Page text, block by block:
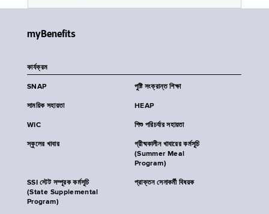
myBenefits
কার্যক্রম
SNAP পুষ্টি সংক্রান্ত শিক্ষা
সাময়িক সহায়তা HEAP
WIC শিশু পরিচর্যার সহায়তা
স্কুলের খাবার
গ্রীষ্মকালীন খাবারের কর্মসূচি
(Summer Meal
Program)
SSI স্টেট সম্পূরক কর্মসূচি
(State Supplemental
Program)
প্রাক্তন সেনাকর্মী বিষয়ক